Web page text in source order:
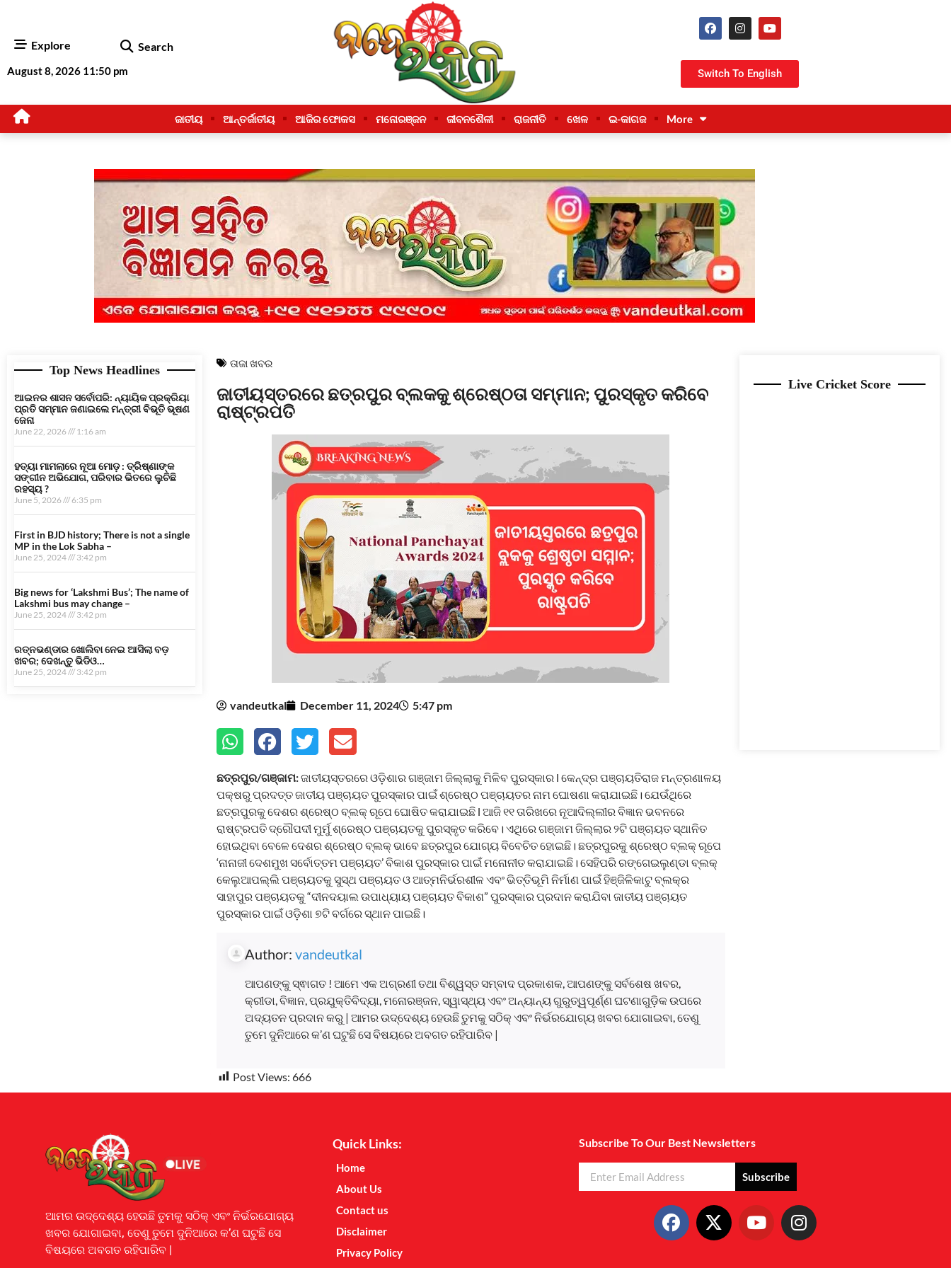
Explore Search
August 8, 2026 11:50 pm Switch To English
ଜାତୀୟ ଆନ୍ତର୍ଜାତୀୟ ଆଜିର ଫୋକସ ମନୋରଞ୍ଜନ ଜୀବନଶୈଳୀ ରାଜନୀତି ଖେଳ ଇ-କାଗଜ More
Top News Headlines
ଆଇନର ଶାସନ ସର୍ବୋପରି: ନ୍ୟାୟିକ ପ୍ରକ୍ରିୟା
ପ୍ରତି ସମ୍ମାନ ଜଣାଇଲେ ମନ୍ତ୍ରୀ ବିଭୂତି ଭୂଷଣ
ଜେନା
June 22, 2026 1:16 am
ହତ୍ୟା ମାମଲାରେ ନୂଆ ମୋଡ଼ : ତ୍ରିଷ୍ଣାଙ୍କ
ସଙ୍ଗୀନ ଅଭିଯୋଗ, ପରିବାର ଭିତରେ ଲୁଚିଛି
ରହସ୍ୟ ?
June 5, 2026 6:35 pm
First in BJD history; There is not a single
MP in the Lok Sabha –
June 25, 2024 3:42 pm
Big news for ‘Lakshmi Bus’; The name of
Lakshmi bus may change –
June 25, 2024 3:42 pm
ରତ୍ନଭଣ୍ଡାର ଖୋଲିବା ନେଇ ଆସିଲା ବଡ଼
ଖବର; ଦେଖନ୍ତୁ ଭିଡିଓ…
June 25, 2024 3:42 pm
ତାଜା ଖବର
ଜାତୀୟସ୍ତରରେ ଛତ୍ରପୁର ବ୍ଲକକୁ ଶ୍ରେଷ୍ଠତା ସମ୍ମାନ; ପୁରସ୍କୃତ କରିବେ
ରାଷ୍ଟ୍ରପତି
vandeutkal December 11, 2024 5:47 pm
ଛତ୍ରପୁର/ଗଞ୍ଜାମ:ଜାତୀୟସ୍ତରରେ ଓଡ଼ିଶାର ଗଞ୍ଜାମ ଜିଲ୍ଲାକୁ ମିଳିବ ପୁରସ୍କାର l କେନ୍ଦ୍ର ପଞ୍ଚାୟତିରାଜ ମନ୍ତ୍ରଣାଳୟ
ପକ୍ଷରୁ ପ୍ରଦତ୍ତ ଜାତୀୟ ପଞ୍ଚାୟତ ପୁରସ୍କାର ପାଇଁ ଶ୍ରେଷ୍ଠ ପଞ୍ଚାୟତର ନାମ ଘୋଷଣା କରାଯାଇଛି। ଯେଉଁଥିରେ
ଛତ୍ରପୁରକୁ ଦେଶର ଶ୍ରେଷ୍ଠ ବ୍ଲକ୍ ରୂପେ ଘୋଷିତ କରାଯାଇଛି l ଆଜି ୧୧ ତାରିଖରେ ନୂଆଦିଲ୍ଲୀର ବିଜ୍ଞାନ ଭବନରେ
ରାଷ୍ଟ୍ରପତି ଦ୍ରୌପଦୀ ମୁର୍ମୁ ଶ୍ରେଷ୍ଠ ପଞ୍ଚାୟତକୁ ପୁରସ୍କୃତ କରିବେ। ଏଥିରେ ଗଞ୍ଜାମ ଜିଲ୍ଲାର ୨ଟି ପଞ୍ଚାୟତ ସ୍ଥାନିତ
ହୋଇଥିବା ବେଳେ ଦେଶର ଶ୍ରେଷ୍ଠ ବ୍ଲକ୍ ଭାବେ ଛତ୍ରପୁର ଯୋଗ୍ୟ ବିବେଚିତ ହୋଇଛି। ଛତ୍ରପୁରକୁ ଶ୍ରେଷ୍ଠ ବ୍ଲକ୍ ରୂପେ
‘ନାନାଜୀ ଦେଶମୁଖ ସର୍ବୋତ୍ତମ ପଞ୍ଚାୟତ’ ବିକାଶ ପୁରସ୍କାର ପାଇଁ ମନୋନୀତ କରାଯାଇଛି। ସେହିପରି ରଙ୍ଗେଇଲୁଣ୍ଡା ବ୍ଲକ୍
କେଲୁଆପଲ୍ଲି ପଞ୍ଚାୟତକୁ ସୁସ୍ଥ ପଞ୍ଚାୟତ ଓ ଆତ୍ମନିର୍ଭରଶୀଳ ଏବଂ ଭିତ୍ତିଭୂମି ନିର୍ମାଣ ପାଇଁ ହିଞ୍ଜିଳିକାଟୁ ବ୍ଲକ୍‌ର
ସାହାପୁର ପଞ୍ଚାୟତକୁ “ଦୀନଦୟାଲ ଉପାଧ୍ୟାୟ ପଞ୍ଚାୟତ ବିକାଶ” ପୁରସ୍କାର ପ୍ରଦାନ କରାଯିବା ଜାତୀୟ ପଞ୍ଚାୟତ
ପୁରସ୍କାର ପାଇଁ ଓଡ଼ିଶା ୭ଟି ବର୍ଗରେ ସ୍ଥାନ ପାଇଛି।
Author: vandeutkal
ଆପଣଙ୍କୁ ସ୍ଵାଗତ ! ଆମେ ଏକ ଅଗ୍ରଣୀ ତଥା ବିଶ୍ୱସ୍ତ ସମ୍ବାଦ ପ୍ରକାଶକ, ଆପଣଙ୍କୁ ସର୍ବଶେଷ ଖବର,
କ୍ରୀଡା, ବିଜ୍ଞାନ, ପ୍ରଯୁକ୍ତିବିଦ୍ୟା, ମନୋରଞ୍ଜନ, ସ୍ୱାସ୍ଥ୍ୟ ଏବଂ ଅନ୍ୟାନ୍ୟ ଗୁରୁତ୍ୱପୂର୍ଣ୍ଣ ଘଟଣାଗୁଡ଼ିକ ଉପରେ
ଅଦ୍ୟତନ ପ୍ରଦାନ କରୁ | ଆମର ଉଦ୍ଦେଶ୍ୟ ହେଉଛି ତୁମକୁ ସଠିକ୍ ଏବଂ ନିର୍ଭରଯୋଗ୍ୟ ଖବର ଯୋଗାଇବା, ତେଣୁ
ତୁମେ ଦୁନିଆରେ କ’ଣ ଘଟୁଛି ସେ ବିଷୟରେ ଅବଗତ ରହିପାରିବ |
Post Views: 666
Live Cricket Score
ଆମର ଉଦ୍ଦେଶ୍ୟ ହେଉଛି ତୁମକୁ ସଠିକ୍ ଏବଂ ନିର୍ଭରଯୋଗ୍ୟ
ଖବର ଯୋଗାଇବା, ତେଣୁ ତୁମେ ଦୁନିଆରେ କ’ଣ ଘଟୁଛି ସେ
ବିଷୟରେ ଅବଗତ ରହିପାରିବ |
Quick Links:
Home
About Us
Contact us
Disclaimer
Privacy Policy
Subscribe To Our Best Newsletters
Subscribe